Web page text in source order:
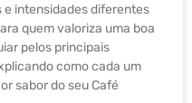
intensidades diferentes
quem valoriza uma boa
pelos principais
como cada um
sabor do seu Café